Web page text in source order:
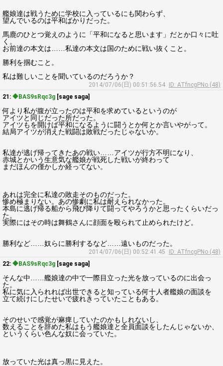
艦娘達は戦うために学校に入っているにも関わらず、
望んでいるのは平和ばかりだった。
馬鹿のひとつ覚えのように「平和になると思います」だとか口々に吐
く。
お前達の本文は……私達の本文は国のために戦い抜くこと。
勝利を掴むこと。
私は難しいことを聞いているのだろうか？
2014/07/06(日) 00:51:56.54
ID: ATfncgPNo (48)
21: ◆BAS9sRqc3g [sage saga]
何より私が腹が立ったのは平和を求めているというのが
アイツと同じだった所だった。
アイツもを開けば平和になるように闘うとか何とか言いやがって。
結局アイツが消えた戦闘は敗戦だったじゃないか。
私達が逃げ帰ってきたあの戦い……アイツが行方不明になり、
赤城とかいう生意気な艦娘が戦死した戦いが終わって
まだほんの僅かしか経ってない。
あれは完全に私達の敗走そのものだった。
惨め極まりない。あの惨劇に私は耐えられなかった。
本島に逃げ帰る船から飛び降りて闘ってやろうかと思ったくらいだっ
た。
実際にはその時は舞鶴さんに顔面を殴られて止められたけど。
勝利など……奴らに勝利するなど……遠いものだった。
2014/07/06(日) 00:52:41.45
ID: ATfncgPNo (48)
22: ◆BAS9sRqc3g [sage saga]
そんな中……艦娘達の中で一際目立った光を放っているのに出会っ
た。
私に気に入られれば出世できると知っている何十人者艦娘の面談を
立て続けにしたせいで疲れきっていたこともある。
そのせいで感覚が麻痺していたのかもしれないし、
数えることを辞めた私はもう艦娘達と全員面談をしたんじゃないか、
というくらい色んな奴に会っていた。
放っていた光は真っ黒に見えた。